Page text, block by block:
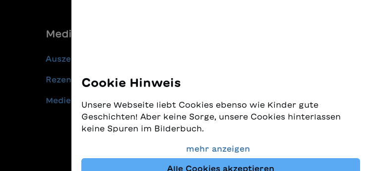
Media
Auszeichnungen
Rezensionen
Medienmitteilungen
Cookie Hinweis
Unsere Webseite liebt Cookies ebenso wie Kinder gute
Geschichten! Aber keine Sorge, unsere Cookies hinterlassen
keine Spuren im Bilderbuch.
Wir nehmen den Schutz Ihrer Daten sehr ernst und wollen
gleichzeitig, dass Sie bei uns immer die besten Kinderbücher
mehr anzeigen
Alle Cookies akzeptieren